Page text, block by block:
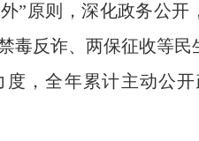
”原则，深化政务公开
毒反诈、两保征收等民
，全年累计主动公开